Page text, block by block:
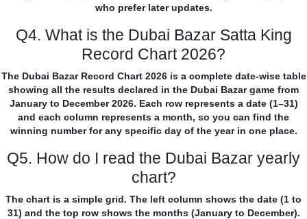
who prefer later updates.
Q4. What is the Dubai Bazar Satta King
Record Chart 2026?
The Dubai Bazar Record Chart 2026 is a complete date-wise table
showing all the results declared in the Dubai Bazar game from
January to December 2026. Each row represents a date (1–31)
and each column represents a month, so you can find the
winning number for any specific day of the year in one place.
Q5. How do I read the Dubai Bazar yearly
chart?
The chart is a simple grid. The left column shows the date (1 to
31) and the top row shows the months (January to December).